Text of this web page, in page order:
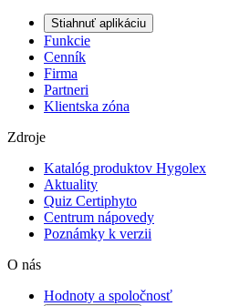
Stiahnuť aplikáciu
Funkcie
Cenník
Firma
Partneri
Klientska zóna
Zdroje
Katalóg produktov Hygolex
Aktuality
Quiz Certiphyto
Centrum nápovedy
Poznámky k verzii
O nás
Hodnoty a spoločnosť